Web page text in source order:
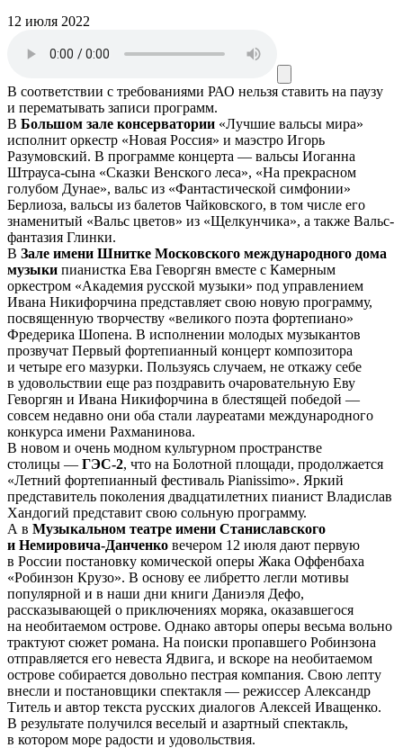
12 июля 2022
В соответствии с требованиями РАО нельзя ставить на паузу
и перематывать записи программ.
В Большом зале консерватории «Лучшие вальсы мира»
исполнит оркестр «Новая Россия» и маэстро Игорь
Разумовский. В программе концерта — вальсы Иоганна
Штрауса-сына «Сказки Венского леса», «На прекрасном
голубом Дунае», вальс из «Фантастической симфонии»
Берлиоза, вальсы из балетов Чайковского, в том числе его
знаменитый «Вальс цветов» из «Щелкунчика», а также Вальс-
фантазия Глинки.
В Зале имени Шнитке Московского международного дома
музыки пианистка Ева Геворгян вместе с Камерным
оркестром «Академия русской музыки» под управлением
Ивана Никифорчина представляет свою новую программу,
посвященную творчеству «великого поэта фортепиано»
Фредерика Шопена. В исполнении молодых музыкантов
прозвучат Первый фортепианный концерт композитора
и четыре его мазурки. Пользуясь случаем, не откажу себе
в удовольствии еще раз поздравить очаровательную Еву
Геворгян и Ивана Никифорчина в блестящей победой —
совсем недавно они оба стали лауреатами международного
конкурса имени Рахманинова.
В новом и очень модном культурном пространстве
столицы — ГЭС-2, что на Болотной площади, продолжается
«Летний фортепианный фестиваль Pianissimo». Яркий
представитель поколения двадцатилетних пианист Владислав
Хандогий представит свою сольную программу.
А в Музыкальном театре имени Станиславского
и Немировича-Данченко вечером 12 июля дают первую
в России постановку комической оперы Жака Оффенбаха
«Робинзон Крузо». В основу ее либретто легли мотивы
популярной и в наши дни книги Даниэля Дефо,
рассказывающей о приключениях моряка, оказавшегося
на необитаемом острове. Однако авторы оперы весьма вольно
трактуют сюжет романа. На поиски пропавшего Робинзона
отправляется его невеста Ядвига, и вскоре на необитаемом
острове собирается довольно пестрая компания. Свою лепту
внесли и постановщики спектакля — режиссер Александр
Титель и автор текста русских диалогов Алексей Иващенко.
В результате получился веселый и азартный спектакль,
в котором море радости и удовольствия.